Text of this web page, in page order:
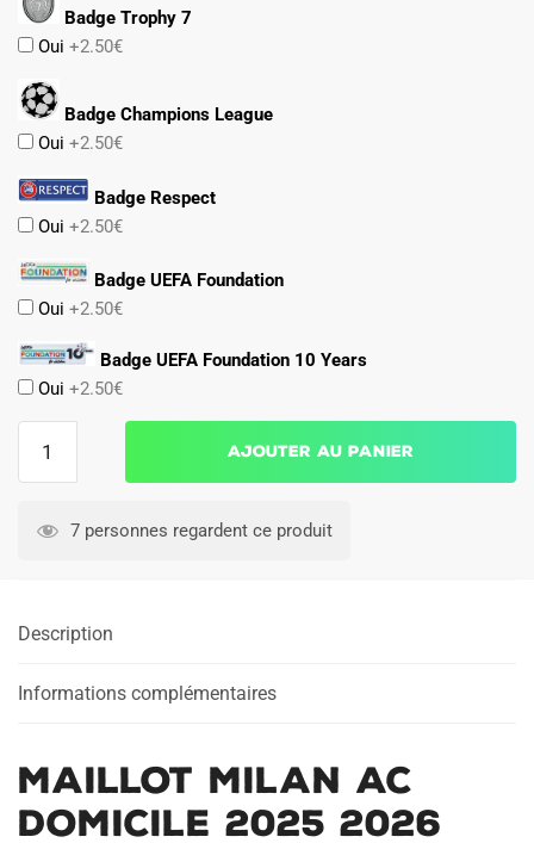
Badge Trophy 7
Oui +2.50€
Badge Champions League
Oui +2.50€
Badge Respect
Oui +2.50€
Badge UEFA Foundation
Oui +2.50€
Badge UEFA Foundation 10 Years
Oui +2.50€
Milan
2026
Ajouter au panier
7 personnes regardent ce produit
Description
Informations complémentaires
Maillot Milan AC
Domicile 2025 2026